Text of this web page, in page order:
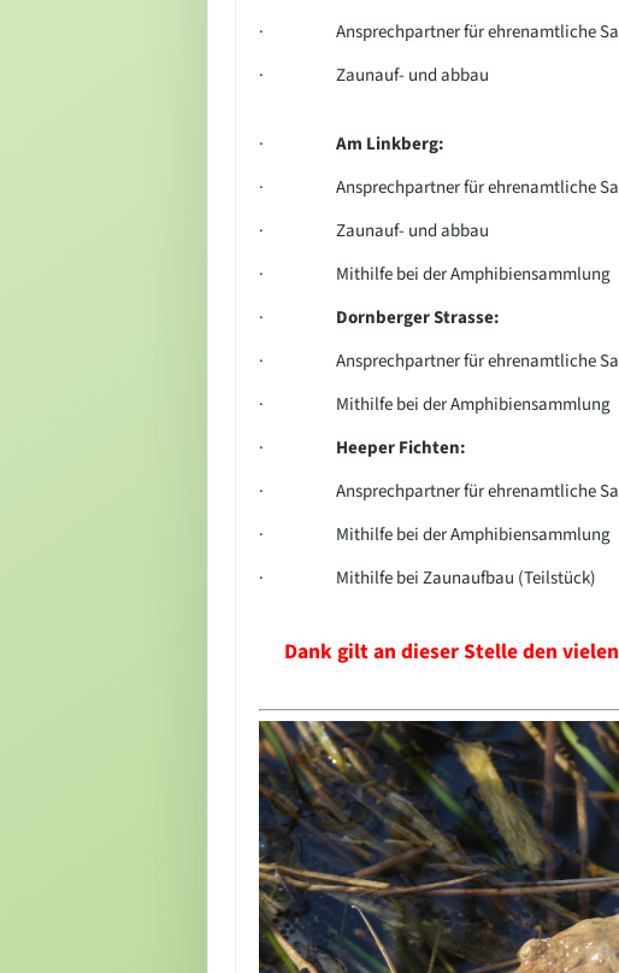
·
Ansprechpartner für ehrenamtliche
·
Zaunauf- und abbau
·
Am Linkberg:
·
Ansprechpartner für ehrenamtliche
·
Zaunauf- und abbau
·
Mithilfe bei der Amphibiensammlung
·
Dornberger Strasse:
·
Ansprechpartner für ehrenamtliche
·
Mithilfe bei der Amphibiensammlung
·
Heeper Fichten:
·
Ansprechpartner für ehrenamtliche
·
Mithilfe bei der Amphibiensammlung
·
Mithilfe bei Zaunaufbau (Teilstück)
Dank gilt an dieser Stelle den